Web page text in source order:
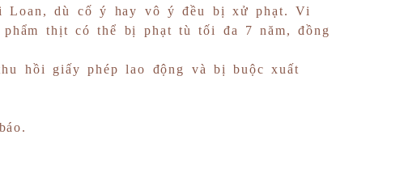
Loan, dù cố ý hay vô ý đều bị xử phạt. Vi
thịt có thể bị phạt tù tối đa 7 năm, đồng
hồi giấy phép lao động và bị buộc xuất